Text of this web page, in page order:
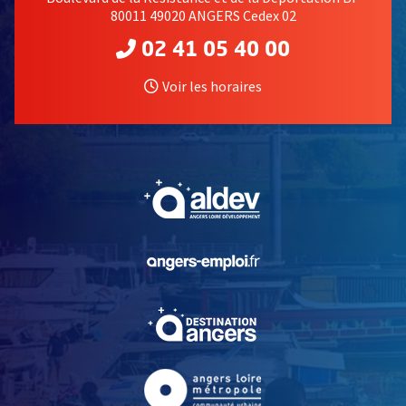
80011 49020 ANGERS Cedex 02
02 41 05 40 00
Voir les horaires
, Ouvre une nouvelle
, Ouvre une nouvelle